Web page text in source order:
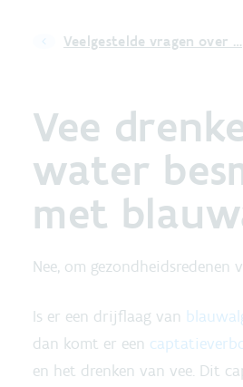
Veelgestelde vragen over …
Vee
water
met
Nee, om gezondheidsredenen
Is er een drijflaag van
dan komt er een
en het drenken van vee. Dit